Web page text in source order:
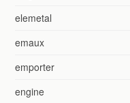
elemetal
emaux
emporter
engine